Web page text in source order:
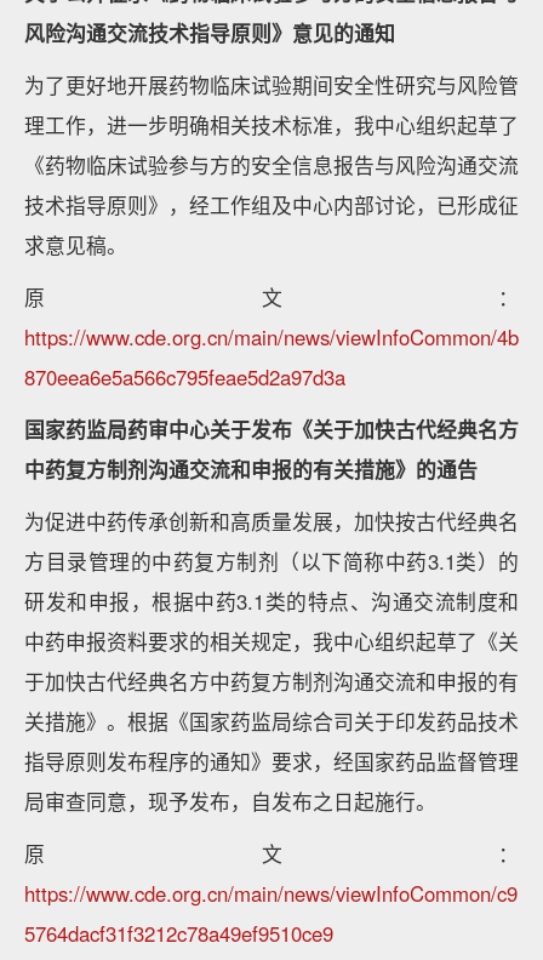
风险沟通交流技术指导原则》意见的通知
为了更好地开展药物临床试验期间安全性研究与风险管
理工作，进一步明确相关技术标准，我中心组织起草了
《药物临床试验参与方的安全信息报告与风险沟通交流
技术指导原则》，经工作组及中心内部讨论，已形成征
求意见稿。
原文：
https://www.cde.org.cn/main/news/viewInfoCommon/4b
870eea6e5a566c795feae5d2a97d3a
国家药监局药审中心关于发布《关于加快古代经典名方
中药复方制剂沟通交流和申报的有关措施》的通告
为促进中药传承创新和高质量发展，加快按古代经典名
方目录管理的中药复方制剂（以下简称中药3.1类）的
研发和申报，根据中药3.1类的特点、沟通交流制度和
中药申报资料要求的相关规定，我中心组织起草了《关
于加快古代经典名方中药复方制剂沟通交流和申报的有
关措施》。根据《国家药监局综合司关于印发药品技术
指导原则发布程序的通知》要求，经国家药品监督管理
局审查同意，现予发布，自发布之日起施行。
原文：
https://www.cde.org.cn/main/news/viewInfoCommon/c9
5764dacf31f3212c78a49ef9510ce9